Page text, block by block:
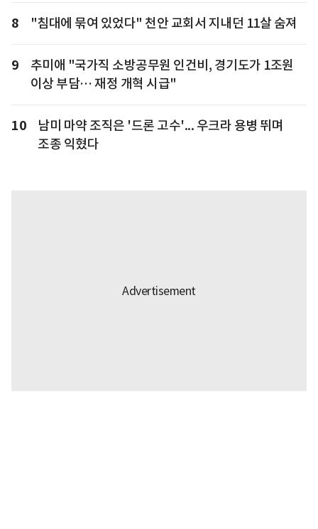
8 "침대에 묶여 있었다" 천안 교회서 지내던 11살 숨져
9
추미애 "국가직 소방공무원 인건비, 경기도가 1조원
이상 부담… 재정 개혁 시급"
10
남미 마약 조직은 '드론 고수'... 우크라 용병 뛰며
조종 익혔다